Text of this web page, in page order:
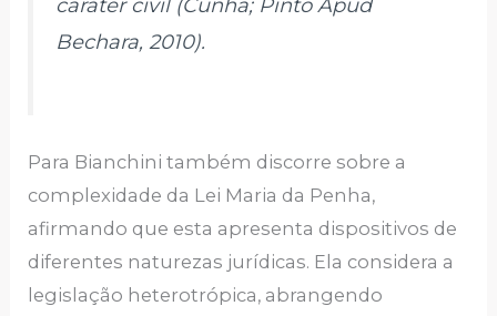
caráter civil (Cunha; Pinto Apud
Bechara, 2010).
Para Bianchini também discorre sobre a
complexidade da Lei Maria da Penha,
afirmando que esta apresenta dispositivos de
diferentes naturezas jurídicas. Ela considera a
legislação heterotrópica, abrangendo